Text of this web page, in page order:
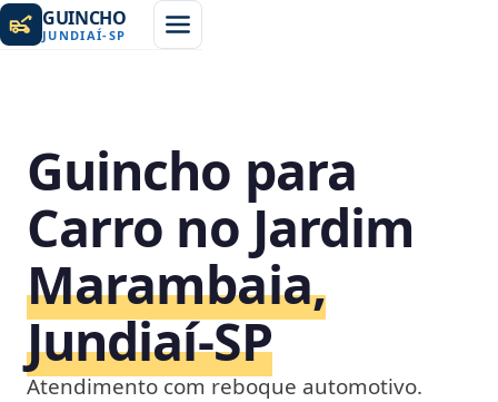
GUINCHO
JUNDIAÍ-SP
Guincho para
Carro no Jardim
Marambaia,
Jundiaí‑SP
Atendimento com reboque automotivo.